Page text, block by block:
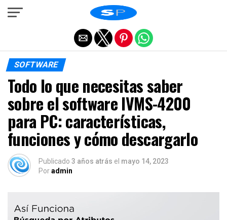
SOFTWARE
Todo lo que necesitas saber
sobre el software IVMS-4200
para PC: características,
funciones y cómo descargarlo
Publicado 3 años atrás el mayo 14, 2023
Poradmin
Salir de la versión móvil